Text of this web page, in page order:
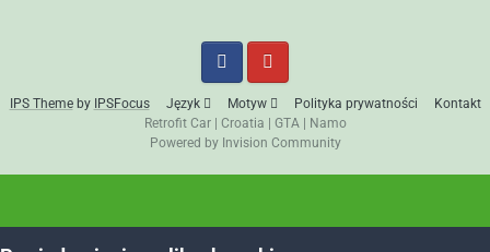
IPS Themeby IPSFocus Język Motyw Polityka prywatności
Kontakt
Retrofit Car| Croatia GTA|
Namo
Powered by Invision Community